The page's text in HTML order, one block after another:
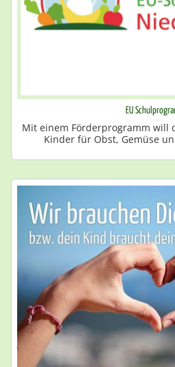
EU
Mit einem Förderprogramm will
Kinder für Obst, Gemüse